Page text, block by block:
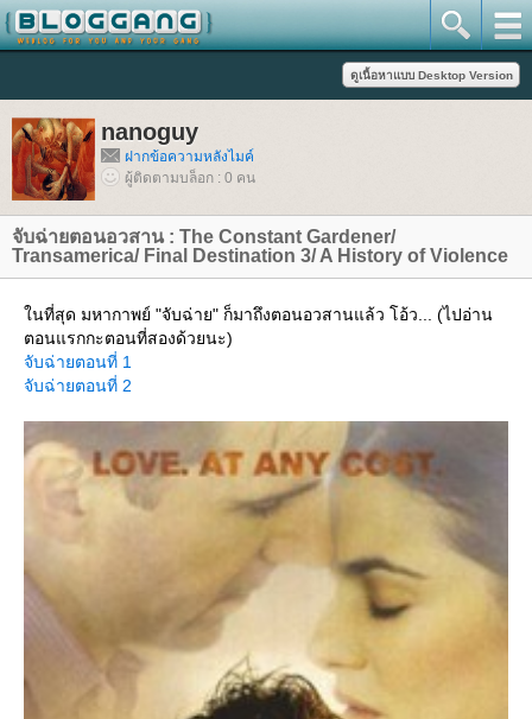
nanoguy
ฝากข้อความหลังไมค์
ผู้ติดตามบล็อก : 0 คน
จับฉ่ายตอนอวสาน : The Constant Gardener/
Transamerica/ Final Destination 3/ A History of Violence
นที่สุด มหากาพย์ "จับฉ่าย" ก็มาถึงตอนอวสานแล้ว โอ้ว... (ไปอ่าน
ตอนแรกกะตอนที่สองด้วยนะ)
จับฉ่ายตอนที่ 1
จับฉ่ายตอนที่ 2